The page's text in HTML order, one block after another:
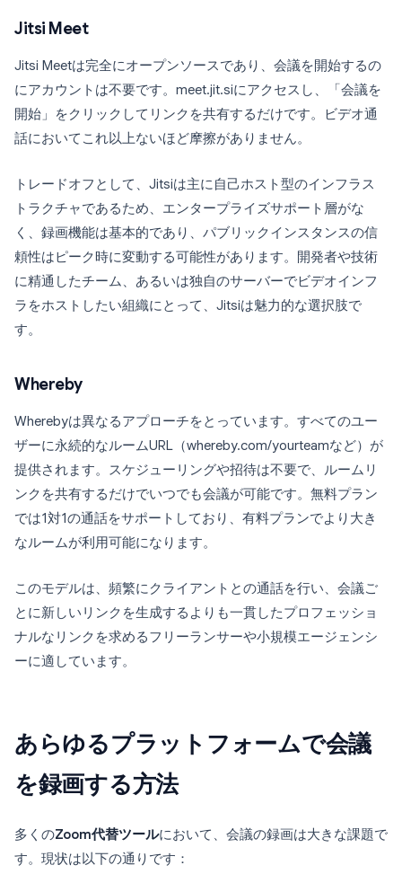
Jitsi Meet
Jitsi Meetは完全にオープンソースであり、会議を開始するの
にアカウントは不要です。meet.jit.siにアクセスし、「会議を
開始」をクリックしてリンクを共有するだけです。ビデオ通
話においてこれ以上ないほど摩擦がありません。
トレードオフとして、Jitsiは主に自己ホスト型のインフラス
トラクチャであるため、エンタープライズサポート層がな
く、録画機能は基本的であり、パブリックインスタンスの信
頼性はピーク時に変動する可能性があります。開発者や技術
に精通したチーム、あるいは独自のサーバーでビデオインフ
ラをホストしたい組織にとって、Jitsiは魅力的な選択肢で
す。
Whereby
Wherebyは異なるアプローチをとっています。すべてのユー
ザーに永続的なルームURL（whereby.com/yourteamなど）が
提供されます。スケジューリングや招待は不要で、ルームリ
ンクを共有するだけでいつでも会議が可能です。無料プラン
では1対1の通話をサポートしており、有料プランでより大き
なルームが利用可能になります。
このモデルは、頻繁にクライアントとの通話を行い、会議ご
とに新しいリンクを生成するよりも一貫したプロフェッショ
ナルなリンクを求めるフリーランサーや小規模エージェンシ
ーに適しています。
あらゆるプラットフォームで会議
を録画する方法
多くのZoom代替ツールにおいて、会議の録画は大きな課題で
す。現状は以下の通りです：